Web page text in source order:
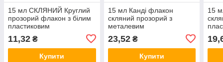
15 мл СКЛЯНИЙ Круглий
прозорий флакон з білим
пластиковим
18/415, пляшка,
атомайзер, пляшечка,
11,32 ₴
Купити
15 мл Канді флакон
скляний прозорий з
металевим
13/415, пляшка,
атомайзер, пляшечка,
флакончик
23,52₴
Купити
15
13/